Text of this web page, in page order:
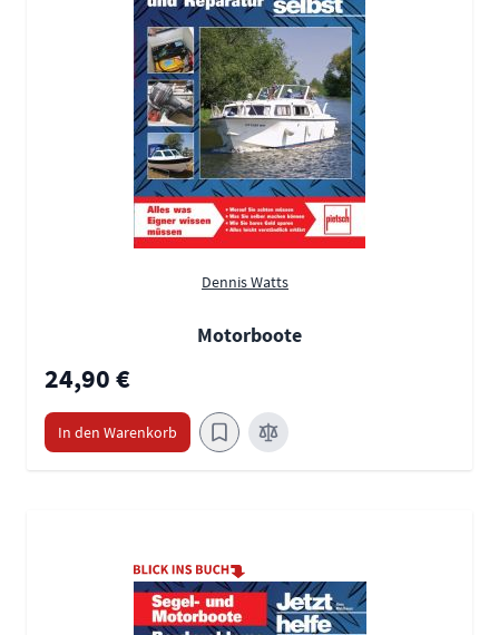
Dennis Watts
Motorboote
24,90 €
In den Warenkorb